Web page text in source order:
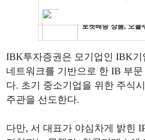
IBK투자증권은 모기업인 IBK기
네트워크를 기반으로 한 IB 부문
다. 초기 중소기업을 위한 주식
주관을 선도한다.
다만, 서 대표가 야심차게 밝힌